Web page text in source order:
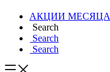
АКЦИИ МЕСЯЦА
Search
Search
Search